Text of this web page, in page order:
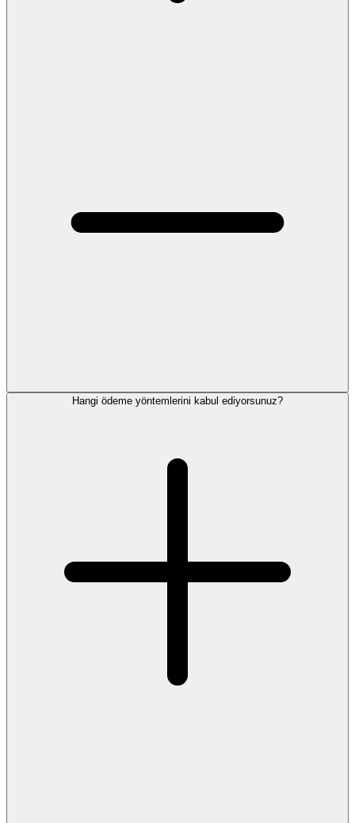
Hangi ödeme yöntemlerini kabul ediyorsunuz?